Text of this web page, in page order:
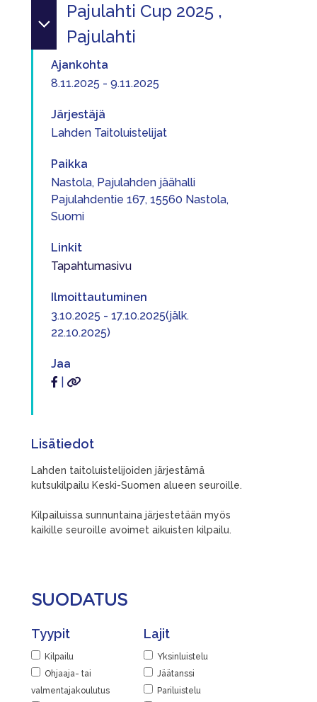
Pajulahti Cup 2025 ,
Pajulahti
Ajankohta
8.11.2025 - 9.11.2025
Järjestäjä
Lahden Taitoluistelijat
Paikka
Nastola, Pajulahden jäähalli
Pajulahdentie 167, 15560 Nastola,
Suomi
Linkit
Tapahtumasivu
Ilmoittautuminen
3.10.2025 - 17.10.2025(jälk.
22.10.2025)
Jaa
Lisätiedot
Lahden taitoluistelijoiden järjestämä
kutsukilpailu Keski-Suomen alueen seuroille.
Kilpailuissa sunnuntaina järjestetään myös
kaikille seuroille avoimet aikuisten kilpailu.
SUODATUS
Tyypit
Kilpailu
Ohjaaja- tai
valmentajakoulutus
Lajit
Yksinluistelu
Jäätanssi
Pariluistelu